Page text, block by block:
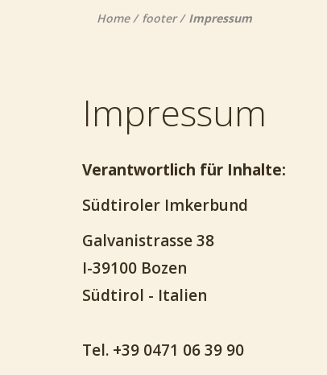
Home footer Impressum
Impressum
Verantwortlich für Inhalte:
Südtiroler Imkerbund
Galvanistrasse 38
I-39100 Bozen
Südtirol - Italien
Tel. +39 0471 06 39 90